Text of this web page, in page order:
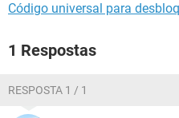
Código universal para
1 Respostas
RESPOSTA 1 / 1